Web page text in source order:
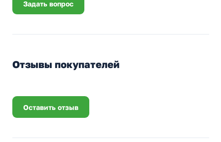
Задать вопрос
Отзывы покупателей
Оставить отзыв